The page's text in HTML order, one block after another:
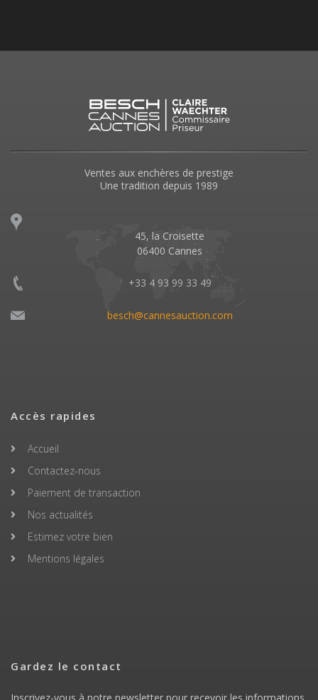
Ventes aux enchères de prestige
Une tradition depuis 1989
45, la Croisette
06400 Cannes
+33 4 93 99 33 49
besch@cannesauction.com
Accès rapides
Accueil
Contactez-nous
Paiement de transaction
Nos actualités
Estimez votre bien
Mentions légales
Gardez le contact
Inscrivez-vous à notre newsletter pour recevoir les informations